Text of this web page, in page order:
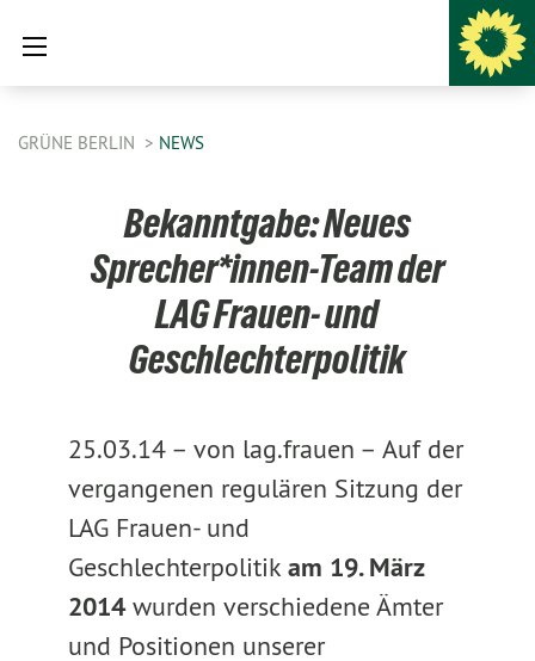
GRÜNE BERLIN NEWS
Bekanntgabe: Neues
Sprecher*innen-Team der
LAG Frauen- und
Geschlechterpolitik
25.03.14 – von lag.frauen – Auf der
vergangenen regulären Sitzung der
LAG Frauen- und
Geschlechterpolitik am 19. März
2014wurden verschiedene Ämter
und Positionen unserer